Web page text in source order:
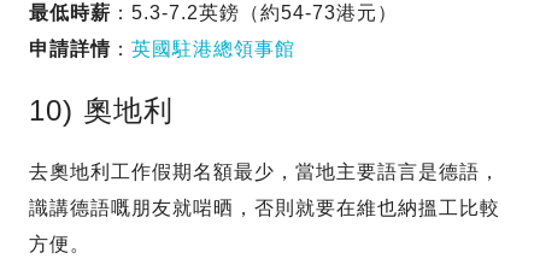
最低時薪 ：5.3-7.2英鎊（約54-73港元）
申請詳情 ： 英國駐港總領事館
10) 奧地利
去奧地利工作假期名額最少，當地主要語言是德語，
識講德語嘅朋友就啱晒，否則就要在維也納搵工比較
方便。